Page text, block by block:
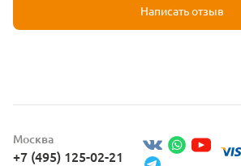
Написать отзыв
Москва
+7 (495) 125-02-21